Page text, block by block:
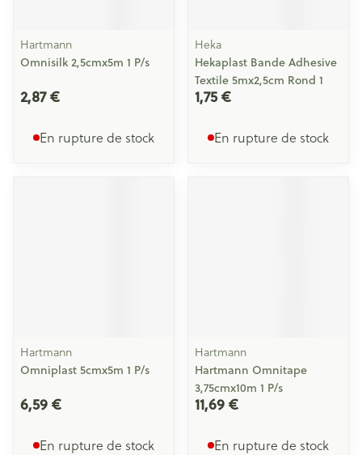
Hartmann
Omnisilk 2,5cmx5m 1 P/s
2,87 €
En rupture de stock
Heka
Hekaplast Bande Adhesive
Textile 5mx2,5cm Rond 1
1,75 €
En rupture de stock
Hartmann
Omniplast 5cmx5m 1 P/s
6,59 €
En rupture de stock
Hartmann
Hartmann Omnitape
3,75cmx10m 1 P/s
11,69 €
En rupture de stock